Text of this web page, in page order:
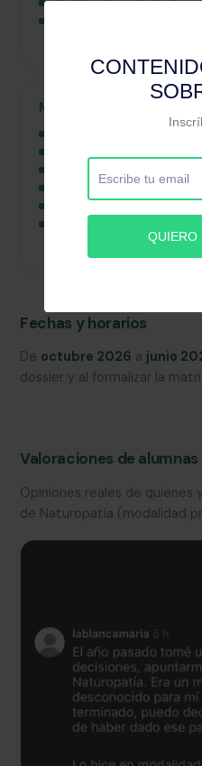
Modalidad online
2 clases online en
Material complementario
Fechas y horarios
De octubre 2026 a junio
dossier y al formalizar la
Valoraciones de
Opiniones reales de quienes
de Naturopatía (modalidad